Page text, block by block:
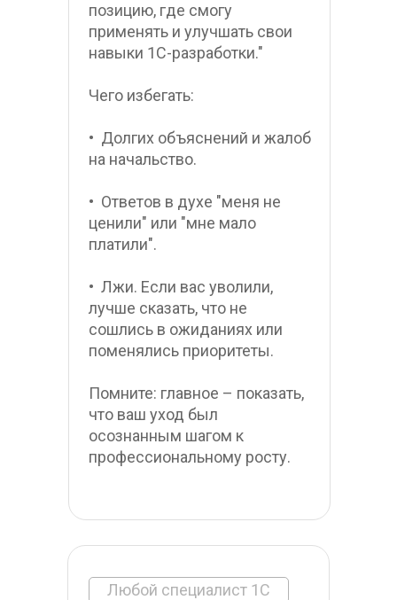
позицию, где смогу
применять и улучшать свои
навыки 1С-разработки."
Чего избегать:
•  Долгих объяснений и жалоб
на начальство.
•  Ответов в духе "меня не
ценили" или "мне мало
платили".
•  Лжи. Если вас уволили,
лучше сказать, что не
сошлись в ожиданиях или
поменялись приоритеты.
Помните: главное – показать,
что ваш уход был
осознанным шагом к
профессиональному росту.
Любой специалист 1С